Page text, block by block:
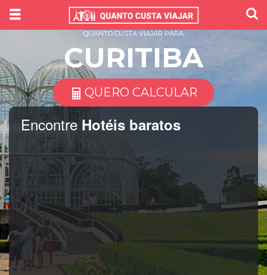
EncontreHotéis baratos
QUANTO CUSTA VIAJAR PARA
CURITIBA
QUERO CALCULAR